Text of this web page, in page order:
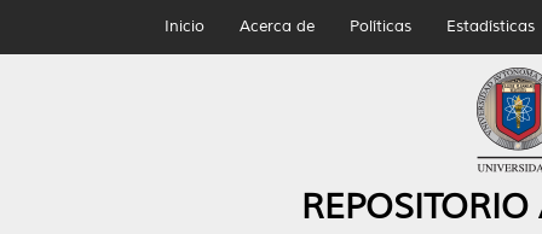
Inicio Acerca de Políticas Estadísticas